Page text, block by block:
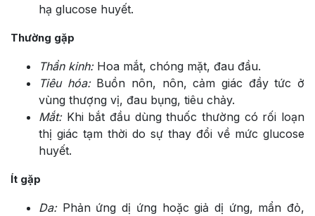
hạ glucose huyết.
Thường gặp
Thần kinh: Hoa mắt, chóng mặt, đau đầu.
Tiêu hóa: Buồn nôn, nôn, cảm giác đầy tức ở
vùng thượng vị, đau bụng, tiêu chảy.
Mắt:Khi bắt đầu dùng thuốc thường có rối loạn
thị giác tạm thời do sự thay đổi về mức glucose
huyết.
Ít gặp
Da: Phản ứng dị ứng hoặc giả dị ứng, mẩn đỏ,